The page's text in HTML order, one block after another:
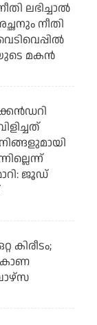
ലഭിച്ചാല്‍
നീതി
മകന്‍
നിങ്ങളുമായി
ജൂഡ്
കിരീടം;